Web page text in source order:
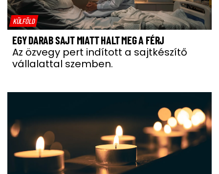
KÜLFÖLD
EGY DARAB SAJT MIATT HALT MEG A FÉRJ
Az özvegy pert indított a sajtkészítő
vállalattal szemben.